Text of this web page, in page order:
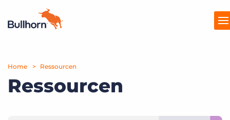
Produkte
Preise
Home Ressourcen
Ressourcen